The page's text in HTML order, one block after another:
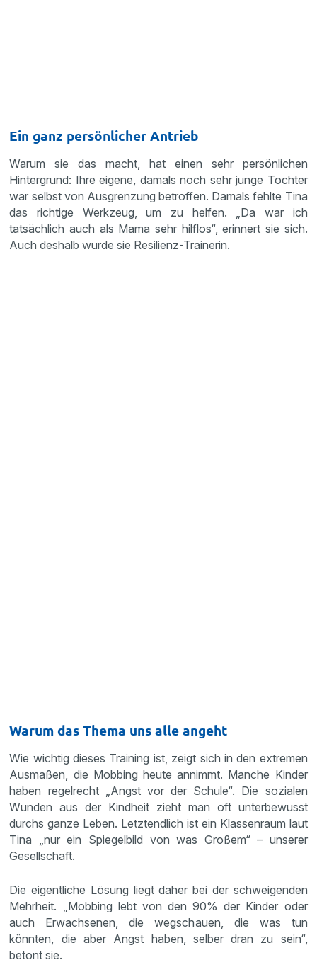
Ein ganz persönlicher Antrieb
Warum sie das macht, hat einen sehr persönlichen
Hintergrund: Ihre eigene, damals noch sehr junge Tochter
war selbst von Ausgrenzung betroffen. Damals fehlte Tina
das richtige Werkzeug, um zu helfen. „Da war ich
tatsächlich auch als Mama sehr hilflos“, erinnert sie sich.
Auch deshalb wurde sie Resilienz-Trainerin.
Warum das Thema uns alle angeht
Wie wichtig dieses Training ist, zeigt sich in den extremen
Ausmaßen, die Mobbing heute annimmt. Manche Kinder
haben regelrecht „Angst vor der Schule“. Die sozialen
Wunden aus der Kindheit zieht man oft unterbewusst
durchs ganze Leben. Letztendlich ist ein Klassenraum laut
Tina „nur ein Spiegelbild von was Großem“ – unserer
Gesellschaft.
Die eigentliche Lösung liegt daher bei der schweigenden
Mehrheit. „Mobbing lebt von den 90% der Kinder oder
auch Erwachsenen, die wegschauen, die was tun
könnten, die aber Angst haben, selber dran zu sein“,
betont sie.